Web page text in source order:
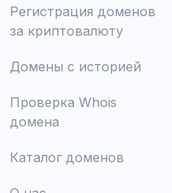
Регистрация доменов
за криптовалюту
Домены с историей
Проверка Whois
домена
Каталог доменов